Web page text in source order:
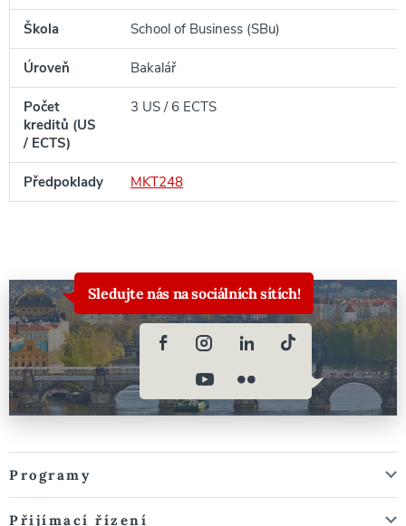
Škola School of Business (SBu)
Úroveň Bakalář
Počet
kreditů (US
/ ECTS)
3 US / 6 ECTS
Předpoklady MKT248
Sledujte nás na sociálních sítích!
Programy
Přijímací řízení